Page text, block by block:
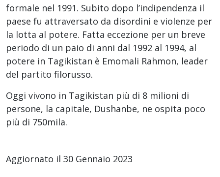
formale nel 1991. Subito dopo l’indipendenza il
paese fu attraversato da disordini e violenze per
la lotta al potere. Fatta eccezione per un breve
periodo di un paio di anni dal 1992 al 1994, al
potere in Tagikistan è Emomali Rahmon, leader
del partito filorusso.
Oggi vivono in Tagikistan più di 8 milioni di
persone, la capitale, Dushanbe, ne ospita poco
più di 750mila.
Aggiornato il 30 Gennaio 2023